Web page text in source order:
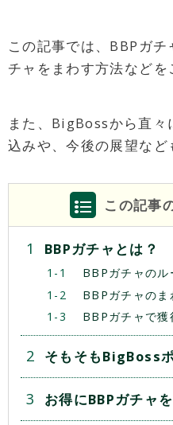
この記事では、BBPガ
チャをまわす方法などを
また、BigBossから直々
込みや、今後の展望など
この記事
BBPガチャとは？
BBPガチャのル
BBPガチャのま
BBPガチャで獲
そもそもBigBoss
お得にBBPガチャ